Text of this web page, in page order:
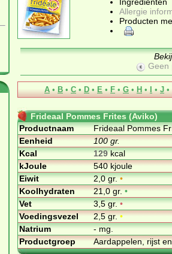
Allergie
Producten
Geen
A • B • C • D • E • F • G • H • I • J •
Frideaal Pommes Frites (Aviko)
Productnaam
Frideaal Pommes
Eenheid
100 gr.
Kcal
129kcal
kJoule
540 kjoule
Eiwit
2,0 gr.•
Koolhydraten
21,0 gr.•
Vet
3,5 gr.•
Voedingsvezel
2,5 gr.•
Natrium
- mg.
Productgroep
Aardappelen, rijst